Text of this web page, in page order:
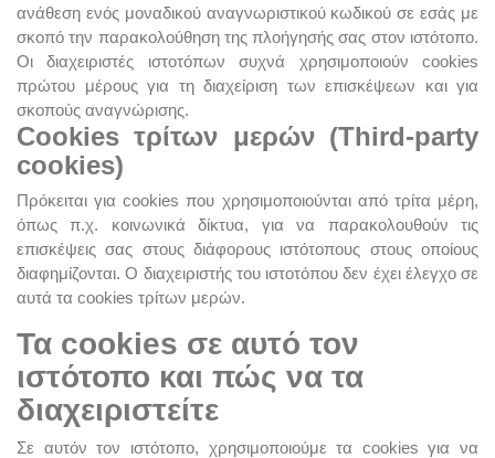
ανάθεση ενός μοναδικού αναγνωριστικού κωδικού σε εσάς με
σκοπό την παρακολούθηση της πλοήγησής σας στον ιστότοπο.
Οι διαχειριστές ιστοτόπων συχνά χρησιμοποιούν cookies
πρώτου μέρους για τη διαχείριση των επισκέψεων και για
σκοπούς αναγνώρισης.
Cookies τρίτων μερών (Third-party
cookies)
Πρόκειται για cookies που χρησιμοποιούνται από τρίτα μέρη,
όπως π.χ. κοινωνικά δίκτυα, για να παρακολουθούν τις
επισκέψεις σας στους διάφορους ιστότοπους στους οποίους
διαφημίζονται. Ο διαχειριστής του ιστοτόπου δεν έχει έλεγχο σε
αυτά τα cookies τρίτων μερών.
Τα cookies σε αυτό τον
ιστότοπο και πώς να τα
διαχειριστείτε
Σε αυτόν τον ιστότοπο, χρησιμοποιούμε τα cookies για να